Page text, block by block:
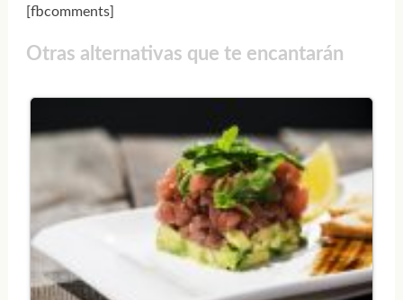
[fbcomments]
Otras alternativas que te encantarán